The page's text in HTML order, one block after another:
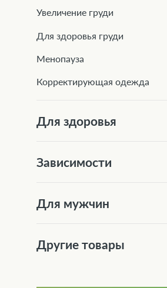
Увеличение груди
Для здоровья груди
Менопауза
Корректирующая одежда
Для здоровья
Зависимости
Для мужчин
Другие товары